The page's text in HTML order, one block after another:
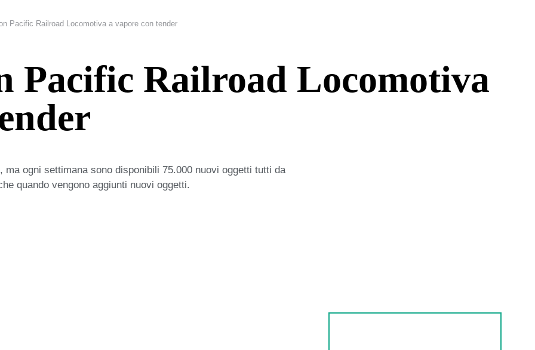
Pacific Railroad Locomotiva a vapore con tender
Pacific Railroad Locomotiva
ogni settimana sono disponibili 75.000 nuovi oggetti tutti da
quando vengono aggiunti nuovi oggetti.